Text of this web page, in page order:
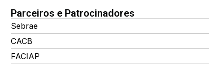
Parceiros e Patrocinadores
Sebrae
CACB
FACIAP